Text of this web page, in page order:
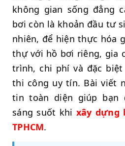
không gian sống đẳng
bơi còn là khoản đầu tư
nhiên, để hiện thực hóa
thự với hồ bơi riêng, gia
trình, chi phí và đặc
thi công uy tín. Bài viết
tin toàn diện giúp bạn
sáng suốt khi xây dựng
TPHCM.